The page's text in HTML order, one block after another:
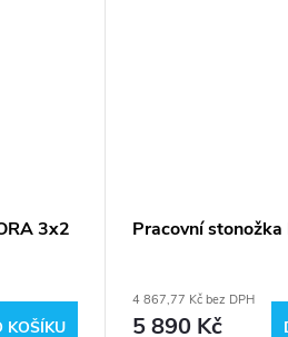
3x2
KOŠÍKU
Pracovní
4 867,77 Kč bez DPH
5 890 Kč